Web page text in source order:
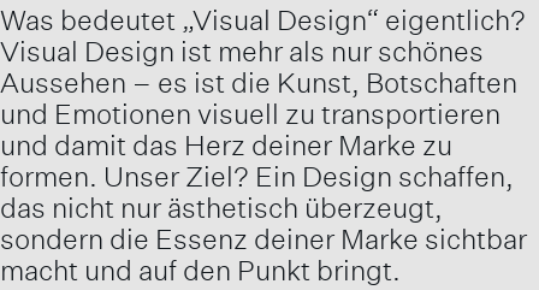
Was bedeutet „Visual Design“ eigentlich?
Visual Design ist mehr als nur schönes
Aussehen – es ist die Kunst, Botschaften
und Emotionen visuell zu transportieren
und damit das Herz deiner Marke zu
formen. Unser Ziel? Ein Design schaffen,
das nicht nur ästhetisch überzeugt,
sondern die Essenz deiner Marke sichtbar
macht und auf den Punkt bringt.